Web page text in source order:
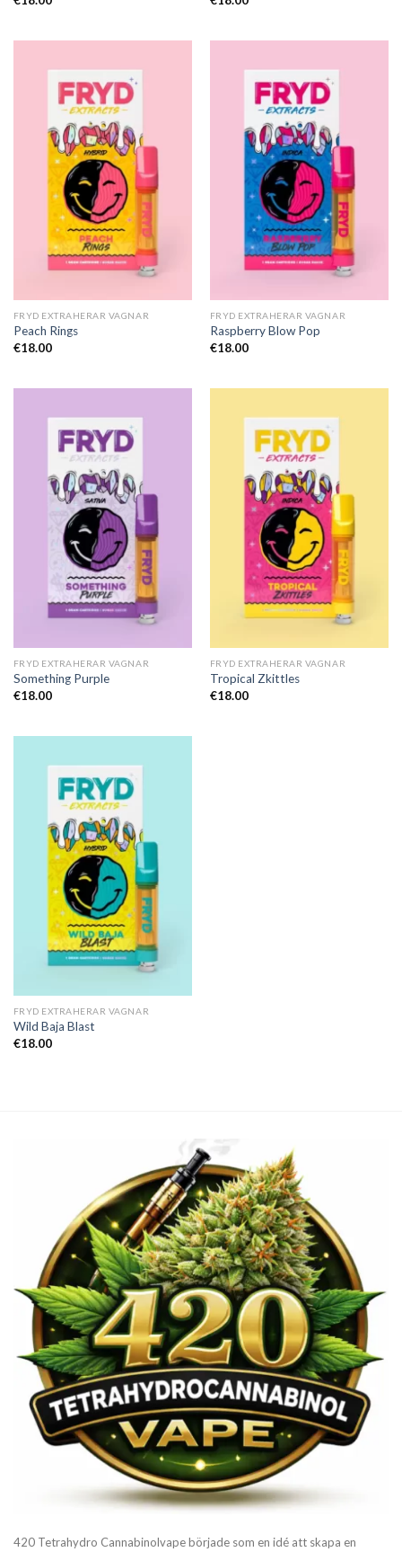
FRYD EXTRAHERAR VAGNAR
Peach Rings
€18.00
FRYD EXTRAHERAR VAGNAR
Raspberry Blow Pop
€18.00
FRYD EXTRAHERAR VAGNAR
Something Purple
€18.00
FRYD EXTRAHERAR VAGNAR
Tropical Zkittles
€18.00
FRYD EXTRAHERAR VAGNAR
Wild Baja Blast
€18.00
420 Tetrahydro Cannabinolvape började som en idé att skapa en